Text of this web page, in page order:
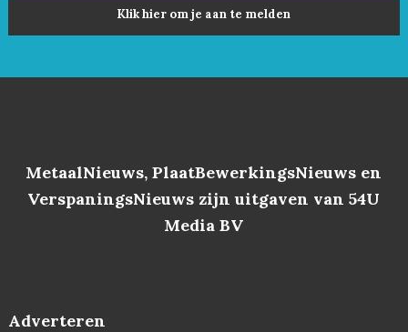
Klik hier om je aan te melden
MetaalNieuws, PlaatBewerkingsNieuws en
VerspaningsNieuws zijn uitgaven van 54U
Media BV
Adverteren